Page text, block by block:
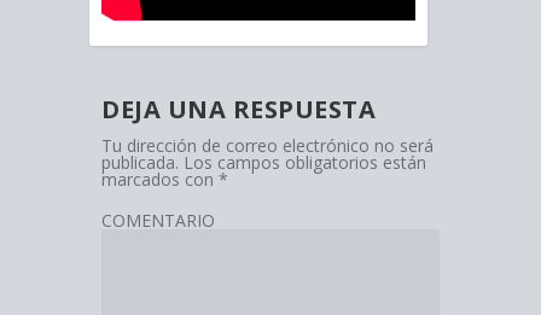
DEJA UNA RESPUESTA
Tu dirección de correo electrónico no será
publicada. Los campos obligatorios están
marcados con *
COMENTARIO